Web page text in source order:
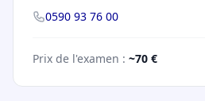
0590 93 76 00
Prix de l'examen : ~70 €